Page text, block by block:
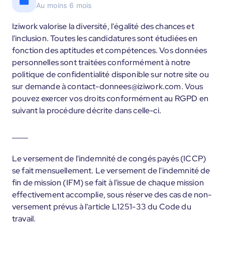
Au moins 6 mois
Iziwork valorise la diversité, l'égalité des chances et
l'inclusion. Toutes les candidatures sont étudiées en
fonction des aptitudes et compétences. Vos données
personnelles sont traitées conformément à notre
politique de confidentialité disponible sur notre site ou
sur demande à contact-donnees@iziwork.com. Vous
pouvez exercer vos droits conformément au RGPD en
suivant la procédure décrite dans celle-ci.
Le versement de l'indemnité de congés payés (ICCP)
se fait mensuellement. Le versement de l'indemnité de
fin de mission (IFM) se fait à l'issue de chaque mission
effectivement accomplie, sous réserve des cas de non-
versement prévus à l'article L1251-33 du Code du
travail.